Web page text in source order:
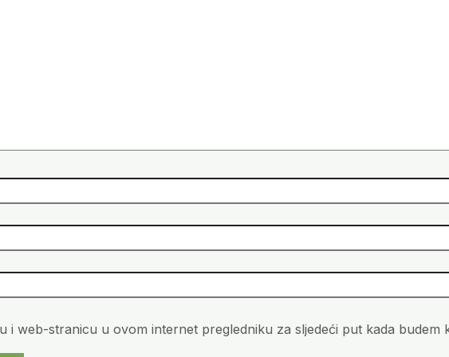
i web-stranicu u ovom internet pregledniku za sljedeći put kada budem